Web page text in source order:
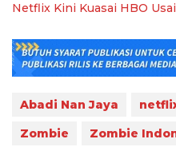
Netflix Kini Kuasai HBO
Abadi Nan Jaya
Zombie
Zombie